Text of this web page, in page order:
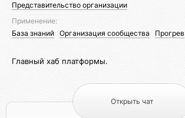
Представительство организации
Применение:
База знаний Организация сообщества Прогрев
Главный хаб платформы.
Открыть чат